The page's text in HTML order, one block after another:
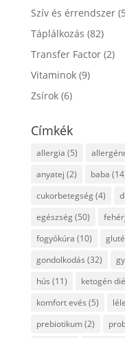
Szív és érrendszer
Táplálkozás (82)
Transfer Factor(2)
Vitaminok(9)
Zsírok(6)
Címkék
allergia (5)
anyatej (2) baba
cukorbetegség(4)
egészség(50)
fogyókúra (10)
gondolkodás (32)
hús (11) ketogén
komfort evés (5)
prebiotikum(2)